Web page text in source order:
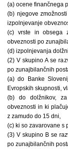
(a) ocene finančnega
(b) njegove
izpolnjevanje
(c) vrste in obsega
obveznosti po
(d) izpolnjevanja
(2) V skupino A se
po zunajbilančnih
(a) do Banke
Evropskih skupnosti,
(b) do dolžnikov,
obveznosti in ki
z zamudo do 15 dni,
(c) ki so zavarovane s
(3) V skupino B se
po zunajbilančnih